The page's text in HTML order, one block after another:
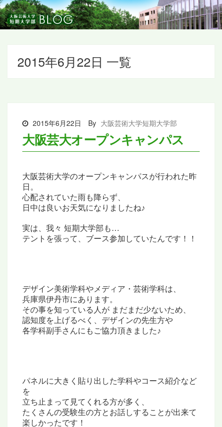
2015年6月22日 一覧
2015年6月22日 By 大阪芸術大学短期大学部
大阪芸大オープンキャンパス
大阪芸術大学のオープンキャンパスが行われた昨
日。
心配されていた雨も降らず、
日中は良いお天気になりましたね♪
実は、我々 短期大学部も…
テントを張って、ブース参加していたんです！！
デザイン美術学科やメディア・芸術学科は、
兵庫県伊丹市にあります。
その事を知っている人が まだまだ少ないため、
認知度を上げるべく、デザインの先生方や
各学科副手さんにもご協力頂きました♪
パネルに大きく貼り出した学科やコース紹介など
を
立ち止まって見てくれる方が多く、
たくさんの受験生の方とお話しすることが出来て
楽しかったです！